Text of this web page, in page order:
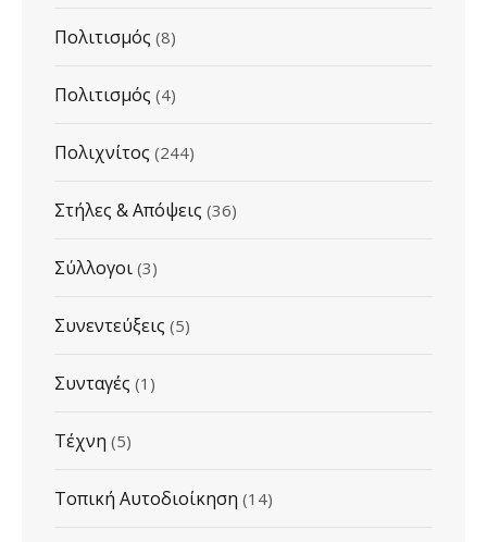
Πολιτισμός (8)
Πολιτισμός (4)
Πολιχνίτος (244)
Στήλες & Απόψεις (36)
Σύλλογοι (3)
Συνεντεύξεις (5)
Συνταγές (1)
Τέχνη (5)
Τοπική Αυτοδιοίκηση (14)